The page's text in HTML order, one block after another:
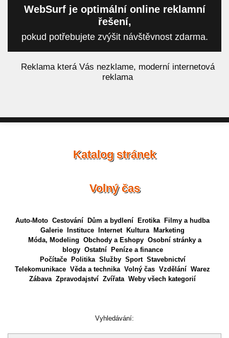
WebSurf je optimální online reklamní
řešení,
pokud potřebujete zvýšit návštěvnost zdarma.
Reklama která Vás nezklame, moderní internetová
reklama
Katalog stránek
Volný čas
Auto-Moto Cestování Dům a bydlení Erotika
Filmy a hudba
Galerie
Instituce Internet Kultura
Marketing
Móda, Modeling Obchody a Eshopy Osobní stránky a
blogy Ostatní
Peníze a finance
Počítače
Politika Služby Sport Stavebnictví
Telekomunikace Věda a technika Volný čas Vzdělání Warez
Zábava Zpravodajství Zvířata Weby všech kategorií
Vyhledávání: